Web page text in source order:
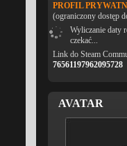
PROFIL
(ograniczony dostęp
Wyliczanie daty
czekać...
Link do Steam
76561197962095728
AVATAR